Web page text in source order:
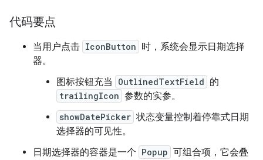
代码要点
当用户点击 IconButton 时，系统会显示日期选择
器。
图标按钮充当
OutlinedTextField 的
trailingIcon 参数的实参。
showDatePicker 状态变量控制着停靠式日期
选择器的可见性。
日期选择器的容器是一个 Popup 可组合项，它会叠